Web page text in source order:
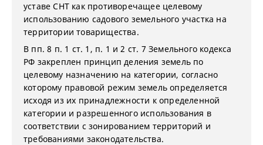
уставе СНТ как противоречащее целевому
использованию садового земельного участка на
территории товарищества.
В пп. 8 п. 1 ст. 1, п. 1 и 2 ст. 7 Земельного кодекса
РФ закреплен принцип деления земель по
целевому назначению на категории, согласно
которому правовой режим земель определяется
исходя из их принадлежности к определенной
категории и разрешенного использования в
соответствии с зонированием территорий и
требованиями законодательства.